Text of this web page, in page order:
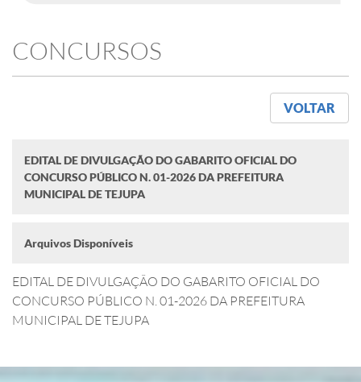
CONCURSOS
VOLTAR
EDITAL DE DIVULGAÇÃO DO GABARITO OFICIAL DO
CONCURSO PÚBLICO N. 01-2026 DA PREFEITURA
MUNICIPAL DE TEJUPA
Arquivos Disponíveis
EDITAL DE DIVULGAÇÃO DO GABARITO OFICIAL DO
CONCURSO PÚBLICO N. 01-2026 DA PREFEITURA
MUNICIPAL DE TEJUPA